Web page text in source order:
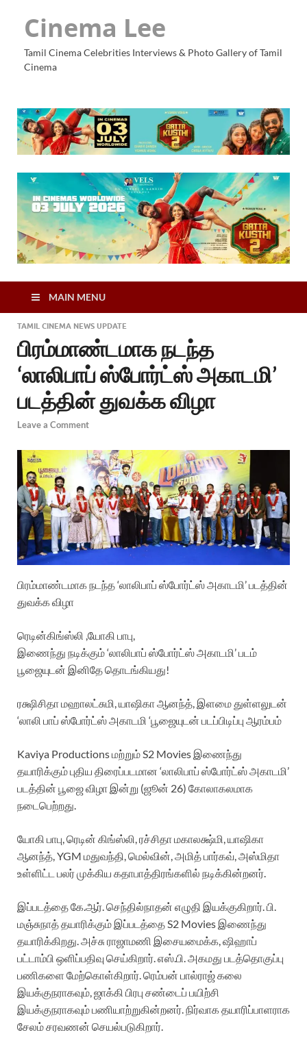
Cinema Lee
Tamil Cinema Celebrities Interviews & Photo Gallery of Tamil
Cinema
MAIN MENU
TAMIL CINEMA NEWS UPDATE
பிரம்மாண்டமாக நடந்த
‘லாலிபாப் ஸ்போர்ட்ஸ் அகாடமி’
படத்தின் துவக்க விழா
Leave a Comment
பிரம்மாண்டமாக நடந்த ‘லாலிபாப் ஸ்போர்ட்ஸ் அகாடமி’ படத்தின்
துவக்க விழா
ரெடின்கிங்ஸ்லி ,யோகி பாபு,
இணைந்து நடிக்கும் ‘லாலிபாப் ஸ்போர்ட்ஸ் அகாடமி’ படம்
பூஜையுடன் இனிதே தொடங்கியது!
ரக்ஷிசிதா மஹாலட்சுமி, யாஷிகா ஆனந்த், இளமை துள்ளலுடன்
‘லாலி பாப் ஸ்போர்ட்ஸ் அகாடமி ‘பூஜையுடன் படப்பிடிப்பு ஆரம்பம்
Kaviya Productions மற்றும் S2 Movies இணைந்து
தயாரிக்கும் புதிய திரைப்படமான ‘லாலிபாப் ஸ்போர்ட்ஸ் அகாடமி’
படத்தின் பூஜை விழா இன்று (ஜூன் 26) கோலாகலமாக
நடைபெற்றது.
யோகி பாபு, ரெடின் கிங்ஸ்லி, ரச்சிதா மகாலக்ஷ்மி, யாஷிகா
ஆனந்த், YGM மதுவந்தி, மெல்வின், அமித் பார்கவ், அஸ்மிதா
உள்ளிட்ட பலர் முக்கிய கதாபாத்திரங்களில் நடிக்கின்றனர்.
இப்படத்தை கே.ஆர். செந்தில்நாதன் எழுதி இயக்குகிறார். பி.
மஞ்சுநாத் தயாரிக்கும் இப்படத்தை S2 Movies இணைந்து
தயாரிக்கிறது. அச்சு ராஜாமணி இசையமைக்க, ஷிஹாப்
பட்டாம்பி ஒளிப்பதிவு செய்கிறார். எஸ்.பி. அகமது படத்தொகுப்பு
பணிகளை மேற்கொள்கிறார். ரெம்பன் பால்ராஜ் கலை
இயக்குநராகவும், ஜாக்கி பிரபு சண்டைப் பயிற்சி
இயக்குநராகவும் பணியாற்றுகின்றனர். நிர்வாக தயாரிப்பாளராக
சேலம் சரவணன் செயல்படுகிறார்.